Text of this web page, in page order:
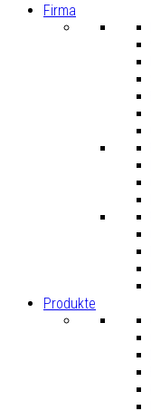
Firma
Produkte